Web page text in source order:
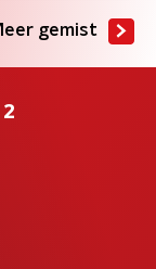
gemist
2